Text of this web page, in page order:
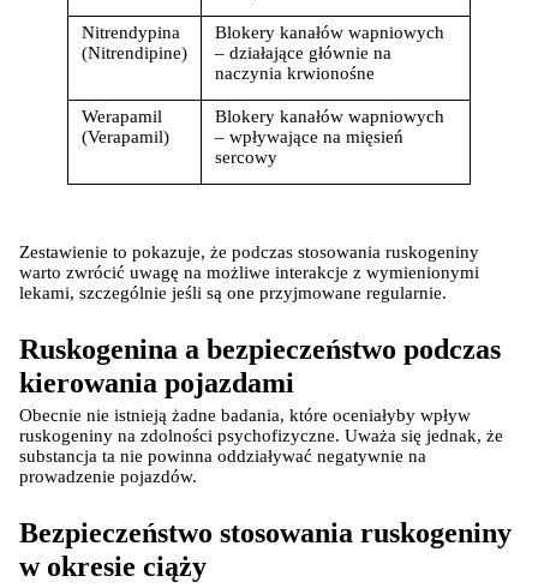
Nitrendypina
(Nitrendipine)
Blokery kanałów wapniowych
– działające głównie na
naczynia krwionośne
Werapamil
(Verapamil)
Blokery kanałów wapniowych
– wpływające na mięsień
sercowy
Zestawienie to pokazuje, że podczas stosowania ruskogeniny
warto zwrócić uwagę na możliwe interakcje z wymienionymi
lekami, szczególnie jeśli są one przyjmowane regularnie.
Ruskogenina a bezpieczeństwo podczas
kierowania pojazdami
Obecnie nie istnieją żadne badania, które oceniałyby wpływ
ruskogeniny na zdolności psychofizyczne. Uważa się jednak, że
substancja ta nie powinna oddziaływać negatywnie na
prowadzenie pojazdów.
Bezpieczeństwo stosowania ruskogeniny
w okresie ciąży